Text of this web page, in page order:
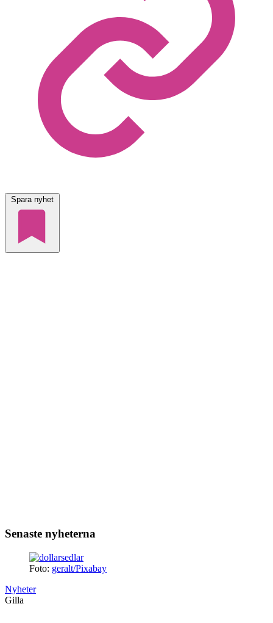
Spara nyhet
Senaste nyheterna
Foto: geralt/Pixabay
Nyheter
Gilla